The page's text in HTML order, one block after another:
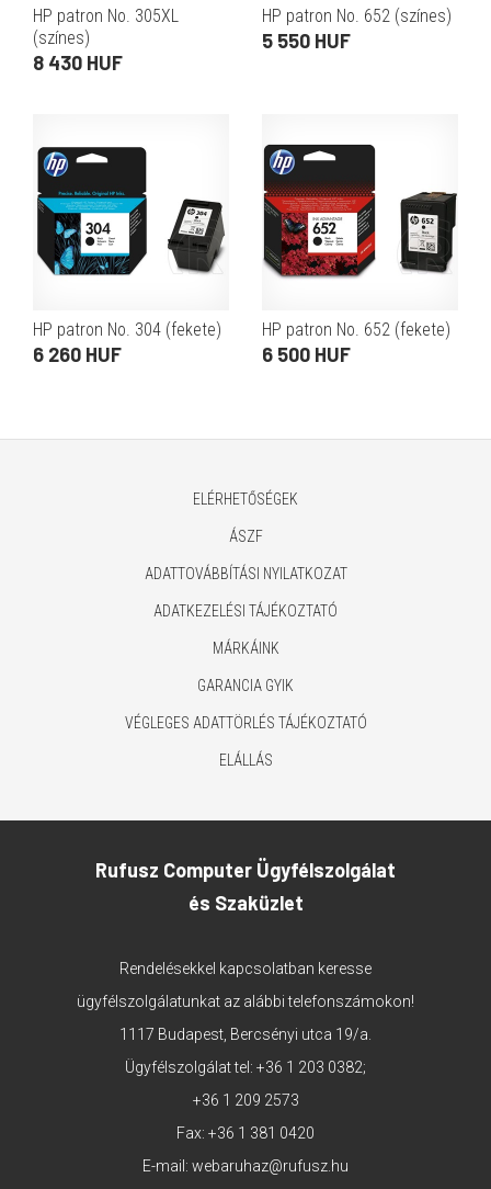
HP patron No. 305XL
(színes)
8 430 HUF
HP patron No. 652 (színes)
5 550 HUF
HP patron No. 304 (fekete)
6 260 HUF
HP patron No. 652 (fekete)
6 500 HUF
ELÉRHETŐSÉGEK
ÁSZF
ADATTOVÁBBÍTÁSI NYILATKOZAT
ADATKEZELÉSI TÁJÉKOZTATÓ
MÁRKÁINK
GARANCIA GYIK
VÉGLEGES ADATTÖRLÉS TÁJÉKOZTATÓ
ELÁLLÁS
Rufusz Computer Ügyfélszolgálat
és Szaküzlet
Rendelésekkel kapcsolatban keresse
ügyfélszolgálatunkat az alábbi telefonszámokon!
1117 Budapest, Bercsényi utca 19/a.
Ügyfélszolgálat tel: +36 1 203 0382;
+36 1 209 2573
Fax: +36 1 381 0420
E-mail: webaruhaz@rufusz.hu